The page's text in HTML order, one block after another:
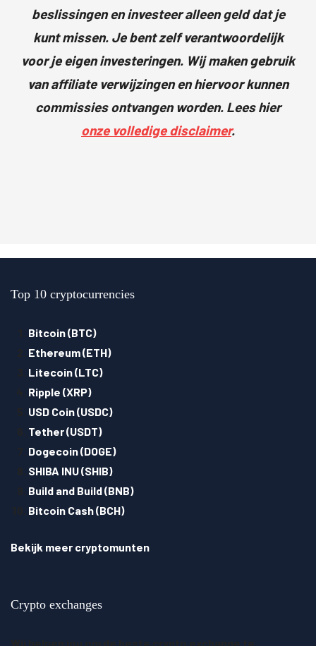
beslissingen en investeer alleen geld dat je
kunt missen. Je bent zelf verantwoordelijk
voor je eigen investeringen. Wij maken gebruik
van affiliate verwijzingen en hiervoor kunnen
commissies ontvangen worden. Lees hier
onze volledige disclaimer.
Top 10 cryptocurrencies
Bitcoin (BTC)
Ethereum (ETH)
Litecoin (LTC)
Ripple (XRP)
USD Coin (USDC)
Tether (USDT)
Dogecoin (DOGE)
SHIBA INU (SHIB)
Build and Build (BNB)
Bitcoin Cash (BCH)
Bekijk meer cryptomunten
Crypto exchanges